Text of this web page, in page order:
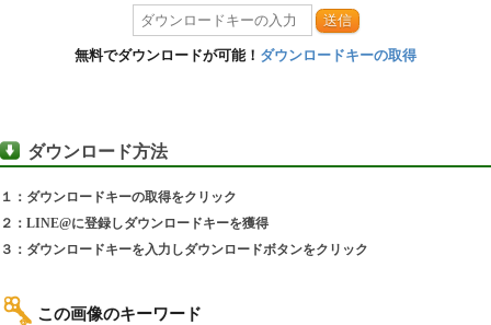
送信
無料でダウンロードが可能！ ダウンロードキーの取得
ダウンロード方法
１：ダウンロードキーの取得をクリック
２：LINE@に登録しダウンロードキーを獲得
３：ダウンロードキーを入力しダウンロードボタンをクリック
この画像のキーワード